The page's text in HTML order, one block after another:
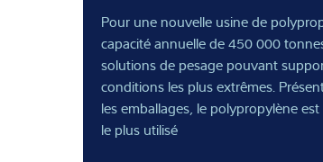
Pour une nouvelle usine de
capacité annuelle de 450 000
solutions de pesage pouvant
conditions les plus extrêmes.
les emballages, le polypropylène
le plus utilisé